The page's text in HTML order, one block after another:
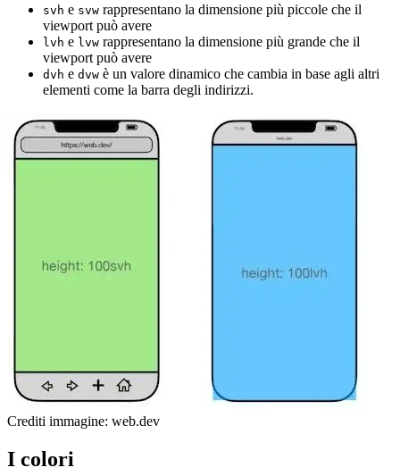
svh e svw rappresentano la dimensione più piccole che il
viewport può avere
lvh e lvw rappresentano la dimensione più grande che il
viewport può avere
dvh e dvw è un valore dinamico che cambia in base agli altri
elementi come la barra degli indirizzi.
Crediti immagine: web.dev
I colori